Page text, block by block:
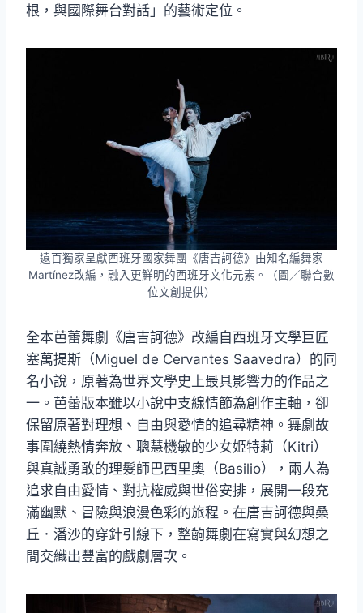
根，與國際舞台對話」的藝術定位。
遠百獨家呈獻西班牙國家舞團《唐吉訶德》由知名編舞家
Martínez改編，融入更鮮明的西班牙文化元素。（圖／聯合數
位文創提供）
全本芭蕾舞劇《唐吉訶德》改編自西班牙文學巨匠
塞萬提斯（Miguel de Cervantes Saavedra）的同
名小說，原著為世界文學史上最具影響力的作品之
一。芭蕾版本雖以小說中支線情節為創作主軸，卻
保留原著對理想、自由與愛情的追尋精神。舞劇故
事圍繞熱情奔放、聰慧機敏的少女姬特莉（Kitri）
與真誠勇敢的理髮師巴西里奧（Basilio），兩人為
追求自由愛情、對抗權威與世俗安排，展開一段充
滿幽默、冒險與浪漫色彩的旅程。在唐吉訶德與桑
丘．潘沙的穿針引線下，整齣舞劇在寫實與幻想之
間交織出豐富的戲劇層次。